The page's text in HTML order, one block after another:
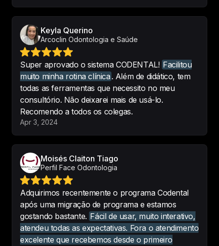
equipe de apoio têm muita
prontidão. Josi, uma querida, que
sempre está a disposição para tirar
dúvidas.
-Pedro Lopes
Gosto muito do programa. uso
parte financeira muito interessante
tenho acesso a dados desde que
comecei a usar
-Com Centro Odontológico Magalhães
Keyla Querino
Arcoclin Odontologia e Saúde
Super aprovado o sistema CODENTAL! Facilitou
muito minha rotina clínica . Além de didático, tem
todas as ferramentas que necessito no meu
consultório. Não deixarei mais de usá-lo.
Recomendo a todos os colegas.
Apr 3, 2024
Moisés Claiton Tiago
Perfil Face Odontologia
Adquirimos recentemente o programa Codental
após uma migração de programa e estamos
gostando bastante. Fácil de usar, muito interativo,
atendeu todas as expectativas. Fora o atendimento
excelente que recebemos desde o primeiro